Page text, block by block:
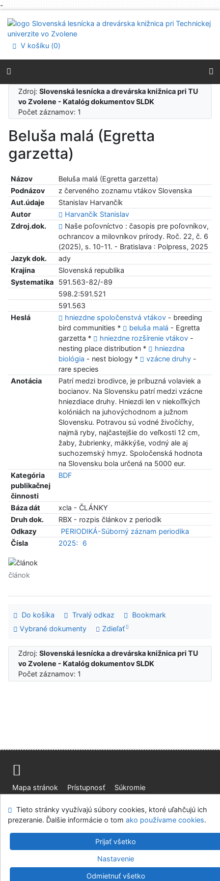
-
Prejsť na menu
Prehlásenie o webovej prístupnosti
V košíku (0)
Zdroj:Slovenská lesnícka a drevárska knižnica pri TU
vo Zvolene - Katalóg dokumentov SLDK
Počet záznamov: 1
Beluša malá (Egretta
garzetta)
Názov
Beluša malá (Egretta garzetta)
Podnázov
z červeného zoznamu vtákov Slovenska
Aut.údaje
Stanislav Harvančík
Autor
Harvančík Stanislav
Zdroj.dok.
Naše poľovníctvo : časopis pre poľovníkov,
ochrancov a milovníkov prírody. Roč. 22, č. 6
(2025), s. 10-11. - Bratislava : Polpress, 2025
Jazyk dok.
ady
Krajina
Slovenská republika
Systematika
591.563-82/-89
598.2:591.521
591.563
Heslá
hniezdne spoločenstvá vtákov- breeding
bird communities *
beluša malá - Egretta
garzetta *
hniezdne rozšírenie vtákov-
nesting place distribution *
hniezdna
biológia - nest biology * vzácne druhy-
rare species
Anotácia
Patrí medzi brodivce, je príbuzná volaviek a
bocianov. Na Slovensku patrí medzi vzácne
hniezdiace druhy. Hniezdi len v niekoľľkých
kolóniách na juhovýchodnom a južnom
Slovensku. Potravou sú vodné živočíchy,
najmä ryby, najčastejšie do veľkosti 12 cm,
žaby, žubrienky, mäkkýše, vodný ale aj
suchozemský hmyz. Spoločenská hodnota
na Slovensku bola určená na 5000 eur.
Kategória
publikačnej
činnosti
BDF
Báza dát
xcla - ČLÁNKY
Druh dok.
RBX - rozpis článkov z periodík
Odkazy
PERIODIKÁ-Súborný záznam periodika
Čísla
2025: 6
článok
Do košíka Trvalý odkaz
Bookmark
Vybrané dokumenty
Zdieľať
Zdroj:Slovenská lesnícka a drevárska knižnica pri TU
vo Zvolene - Katalóg dokumentov SLDK
Počet záznamov: 1
Mapa stránok Prístupnosť
Súkromie
Slovenská lesnícka a drevárska knižnica pri Technickej
univerzite vo Zvolene
©1993-2026IPACv.4.8.63a-Cosmotron Slovakia, s.r.o.
Tieto stránky využívajú súbory cookies, ktoré uľahčujú ich
prezeranie. Ďalšie informácie o tom ako používame cookies.
Prijať všetko
Nastavenie
Odmietnuť všetko